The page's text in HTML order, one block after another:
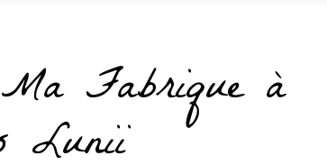
Fabrique à
Lunii